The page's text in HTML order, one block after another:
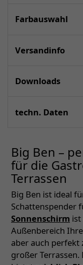
Farbauswahl
Versandinfo
Downloads
techn. Daten
Big Ben –
für die
Terrassen
Big Ben ist ideal
Schattenspender
Sonnenschirm
Außenbereich
aber auch perfekt
großer Terrassen.